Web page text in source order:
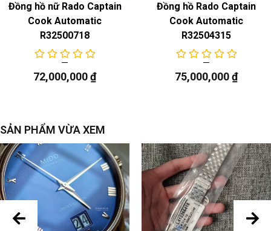
Màu sắc & Chất liệu
: Bạc/Xám Thép không gỉ/Gốm
Dây đeo
: Khóa gấp bằng thép không gỉ
sự chuyển động
Chức năng
ngày
Đồng hồ nữ Rado Captain
Cook Automatic
R32500718
72,000,000₫
Đồng hồ Rado Captain
Cook Automatic
R32504315
75,000,000₫
SẢN PHẨM VỪA XEM